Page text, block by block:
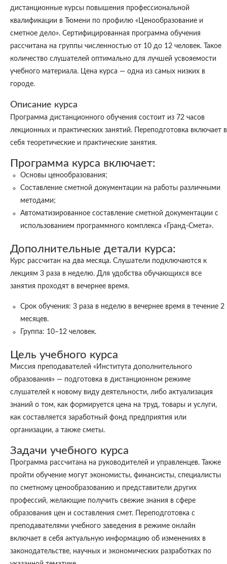
дистанционные курсы повышения профессиональной
квалификации в Тюмени по профилю «Ценообразование и
сметное дело». Сертифицированная программа обучения
рассчитана на группы численностью от 10 до 12 человек. Такое
количество слушателей оптимально для лучшей усвояемости
учебного материала. Цена курса — одна из самых низких в
городе.
Описание курса
Программа дистанционного обучения состоит из 72 часов
лекционных и практических занятий. Переподготовка включает в
себя теоретические и практические занятия.
Программа курса включает:
Основы ценообразования;
Составление сметной документации на работы различными
методами;
Автоматизированное составление сметной документации с
использованием программного комплекса «Гранд-Смета».
Дополнительные детали курса:
Курс рассчитан на два месяца. Слушатели подключаются к
лекциям 3 раза в неделю. Для удобства обучающихся все
занятия проходят в вечернее время.
Срок обучения: 3 раза в неделю в вечернее время в течение 2
месяцев.
Группа: 10–12 человек.
Цель учебного курса
Миссия преподавателей «Института дополнительного
образования» — подготовка в дистанционном режиме
слушателей к новому виду деятельности, либо актуализация
знаний о том, как формируется цена на труд, товары и услуги,
как составляется заработный фонд предприятия или
организации, а также сметы.
Задачи учебного курса
Программа рассчитана на руководителей и управленцев. Также
пройти обучение могут экономисты, финансисты, специалисты
по сметному ценообразованию и представители других
профессий, желающие получить свежие знания в сфере
образования цен и составления смет. Переподготовка с
преподавателями учебного заведения в режиме онлайн
включает в себя актуальную информацию об изменениях в
законодательстве, научных и экономических разработках по